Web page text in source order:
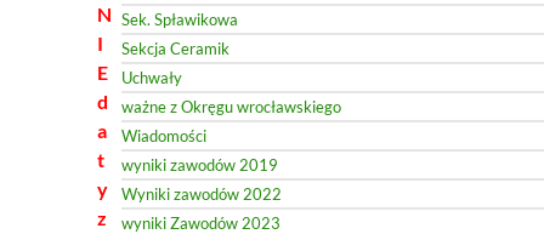
N
I
E
d
a
t
y
z
Sek. Spławikowa
Sekcja Ceramik
Uchwały
ważne z Okręgu wrocławskiego
Wiadomości
wyniki zawodów 2019
Wyniki zawodów 2022
wyniki Zawodów 2023